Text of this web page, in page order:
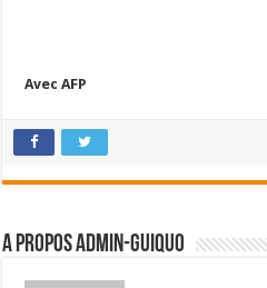
Avec AFP
A propos admin-guiquo